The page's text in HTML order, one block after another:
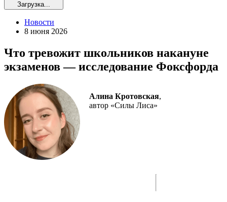
Загрузка...
Новости
8 июня 2026
Что тревожит школьников накануне
экзаменов — исследование Фоксфорда
Алина Кротовская,
автор «Силы Лиса»